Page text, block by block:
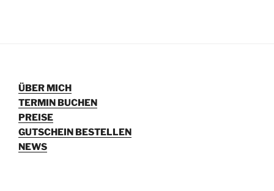
ÜBER MICH
TERMIN BUCHEN
PREISE
GUTSCHEIN BESTELLEN
NEWS